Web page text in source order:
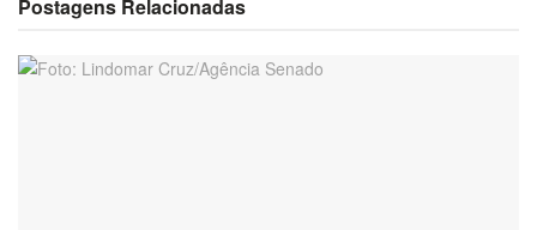
Postagens Relacionadas